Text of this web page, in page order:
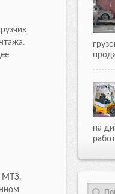
МТЗ,
на